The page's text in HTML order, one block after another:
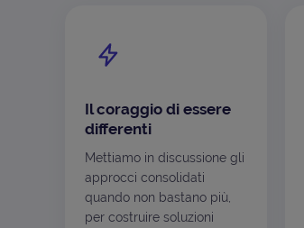
Il coraggio di essere
differenti
Mettiamo in discussione gli
approcci consolidati
quando non bastano più,
per costruire soluzioni